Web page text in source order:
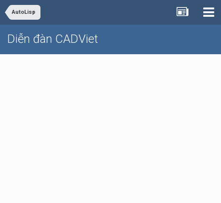
AutoLisp
Diễn đàn CADViet